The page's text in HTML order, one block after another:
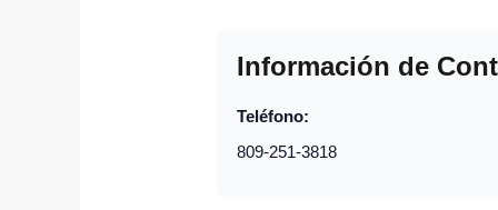
Información de
Teléfono:
809-251-3818